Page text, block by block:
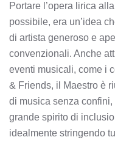
Portare l’opera lirica
possibile, era un’idea
di artista generoso e
convenzionali. Anche
eventi musicali, come i
& Friends, il Maestro è
di musica senza
grande spirito di
idealmente stringendo